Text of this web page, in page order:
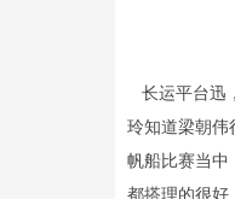
长运平台迅
玲知道梁朝伟
帆船比赛当中
都搭理的很好